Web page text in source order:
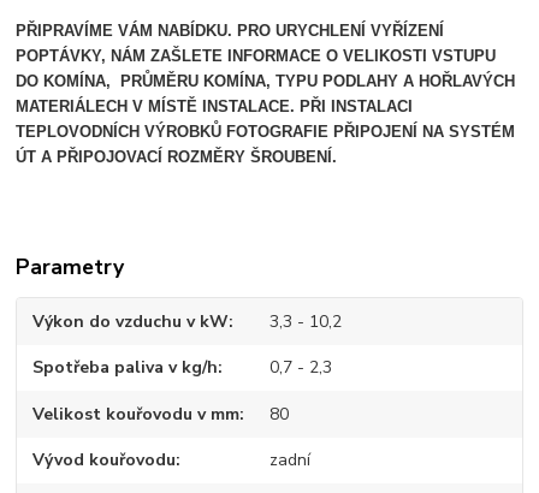
PŘIPRAVÍME VÁM NABÍDKU. PRO URYCHLENÍ VYŘÍZENÍ
POPTÁVKY, NÁM ZAŠLETE INFORMACE O VELIKOSTI VSTUPU
DO KOMÍNA, PRŮMĚRU KOMÍNA, TYPU PODLAHY A HOŘLAVÝCH
MATERIÁLECH V MÍSTĚ INSTALACE. PŘI INSTALACI
TEPLOVODNÍCH VÝROBKŮ FOTOGRAFIE PŘIPOJENÍ NA SYSTÉM
ÚT A PŘIPOJOVACÍ ROZMĚRY ŠROUBENÍ.
Parametry
Výkon do vzduchu v kW 3,3 - 10,2
Spotřeba paliva v kg/h 0,7 - 2,3
Velikost kouřovodu v mm 80
Vývod kouřovodu zadní